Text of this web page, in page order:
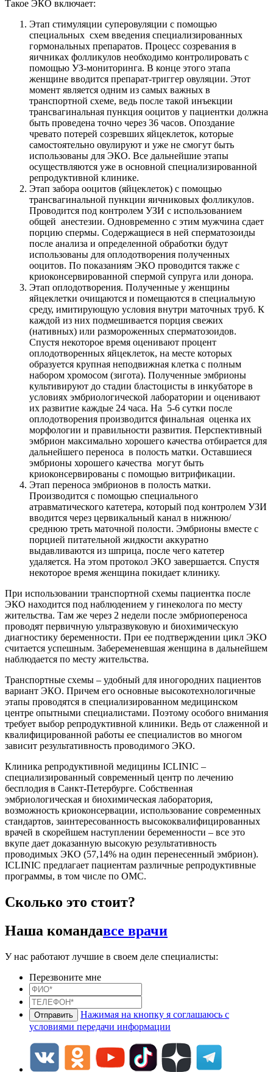
Такое ЭКО включает:
Этап стимуляции суперовуляции с помощью
специальных схем введения специализированных
гормональных препаратов. Процесс созревания в
яичниках фолликулов необходимо контролировать с
помощью УЗ-мониторинга. В конце этого этапа
женщине вводится препарат-триггер овуляции. Этот
момент является одним из самых важных в
транспортной схеме, ведь после такой инъекции
трансвагинальная пункция ооцитов у пациентки должна
быть проведена точно через 36 часов. Опоздание
чревато потерей созревших яйцеклеток, которые
самостоятельно овулируют и уже не смогут быть
использованы для ЭКО. Все дальнейшие этапы
осуществляются уже в основной специализированной
репродуктивной клинике.
Этап забора ооцитов (яйцеклеток) с помощью
трансвагинальной пункции яичниковых фолликулов.
Проводится под контролем УЗИ с использованием
общей анестезии. Одновременно с этим мужчина сдает
порцию спермы. Содержащиеся в ней сперматозоиды
после анализа и определенной обработки будут
использованы для оплодотворения полученных
ооцитов. По показаниям ЭКО проводится также с
криоконсервированной спермой супруга или донора.
Этап оплодотворения. Полученные у женщины
яйцеклетки очищаются и помещаются в специальную
среду, имитирующую условия внутри маточных труб. К
каждой из них подмешивается порция свежих
(нативных) или размороженных сперматозоидов.
Спустя некоторое время оценивают процент
оплодотворенных яйцеклеток, на месте которых
образуется крупная неподвижная клетка с полным
набором хромосом (зигота). Полученные эмбрионы
культивируют до стадии бластоцисты в инкубаторе в
условиях эмбриологической лаборатории и оценивают
их развитие каждые 24 часа. На 5-6 сутки после
оплодотворения производится финальная оценка их
морфологии и правильности развития. Перспективный
эмбрион максимально хорошего качества отбирается для
дальнейшего переноса в полость матки. Оставшиеся
эмбрионы хорошего качества могут быть
криоконсервированы с помощью витрификации.
Этап переноса эмбрионов в полость матки.
Производится с помощью специального
атравматического катетера, который под контролем УЗИ
вводится через цервикальный канал в нижнюю/
среднюю треть маточной полости. Эмбрионы вместе с
порцией питательной жидкости аккуратно
выдавливаются из шприца, после чего катетер
удаляется. На этом протокол ЭКО завершается. Спустя
некоторое время женщина покидает клинику.
При использовании транспортной схемы пациентка после
ЭКО находится под наблюдением у гинеколога по месту
жительства. Там же через 2 недели после эмбриопереноса
проводят первичную ультразвуковую и биохимическую
диагностику беременности. При ее подтверждении цикл ЭКО
считается успешным. Забеременевшая женщина в дальнейшем
наблюдается по месту жительства.
Транспортные схемы – удобный для иногородних пациентов
вариант ЭКО. Причем его основные высокотехнологичные
этапы проводятся в специализированном медицинском
центре опытными специалистами. Поэтому особого внимания
требует выбор репродуктивной клиники. Ведь от слаженной и
квалифицированной работы ее специалистов во многом
зависит результативность проводимого ЭКО.
Клиника репродуктивной медицины ICLINIC –
специализированный современный центр по лечению
бесплодия в Санкт-Петербурге. Собственная
эмбриологическая и биохимическая лаборатория,
возможность криоконсервации, использование современных
стандартов, заинтересованность высококвалифицированных
врачей в скорейшем наступлении беременности – все это
вкупе дает доказанную высокую результативность
проводимых ЭКО (57,14% на один перенесенный эмбрион).
ICLINIC предлагает пациентам различные репродуктивные
программы, в том числе по ОМС.
Сколько это стоит?
Наша командавсе врачи
У нас работают лучшие в своем деле специалисты:
Перезвоните мне
Нажимая на кнопку я соглашаюсь с
условиями передачи информации